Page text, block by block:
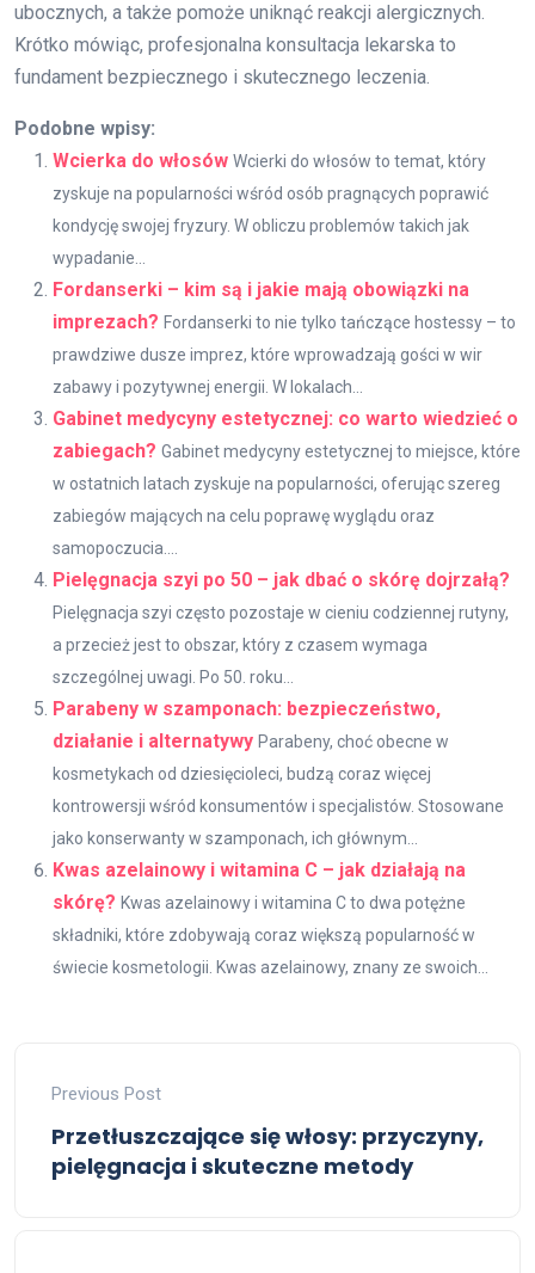
ubocznych, a także pomoże uniknąć reakcji alergicznych.
Krótko mówiąc, profesjonalna konsultacja lekarska to
fundament bezpiecznego i skutecznego leczenia.
Podobne wpisy:
Wcierka do włosów Wcierki do włosów to temat, który
zyskuje na popularności wśród osób pragnących poprawić
kondycję swojej fryzury. W obliczu problemów takich jak
wypadanie...
Fordanserki – kim są i jakie mają obowiązki na
imprezach? Fordanserki to nie tylko tańczące hostessy – to
prawdziwe dusze imprez, które wprowadzają gości w wir
zabawy i pozytywnej energii. W lokalach...
Gabinet medycyny estetycznej: co warto wiedzieć o
zabiegach? Gabinet medycyny estetycznej to miejsce, które
w ostatnich latach zyskuje na popularności, oferując szereg
zabiegów mających na celu poprawę wyglądu oraz
samopoczucia....
Pielęgnacja szyi po 50 – jak dbać o skórę dojrzałą?
Pielęgnacja szyi często pozostaje w cieniu codziennej rutyny,
a przecież jest to obszar, który z czasem wymaga
szczególnej uwagi. Po 50. roku...
Parabeny w szamponach: bezpieczeństwo,
działanie i alternatywy Parabeny, choć obecne w
kosmetykach od dziesięcioleci, budzą coraz więcej
kontrowersji wśród konsumentów i specjalistów. Stosowane
jako konserwanty w szamponach, ich głównym...
Kwas azelainowy i witamina C – jak działają na
skórę? Kwas azelainowy i witamina C to dwa potężne
składniki, które zdobywają coraz większą popularność w
świecie kosmetologii. Kwas azelainowy, znany ze swoich...
Previous Post
Przetłuszczające się włosy: przyczyny,
pielęgnacja i skuteczne metody